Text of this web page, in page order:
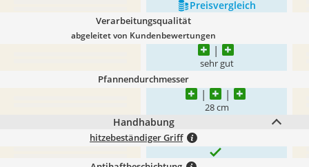
Preis­vergleich
Verarbeitungsqualität
abgeleitet von Kundenbewertungen
sehr gut
Pfannendurchmesser
28 cm
Handhabung
hitzebeständiger Griff